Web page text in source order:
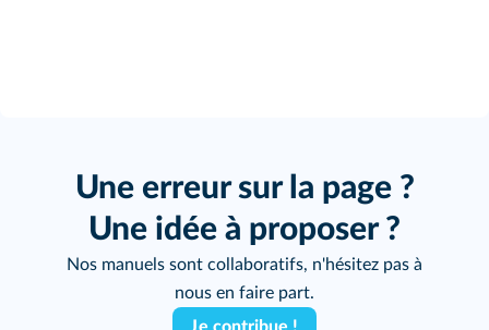
Une erreur sur la page ?
Une idée à proposer ?
Nos manuels sont collaboratifs, n'hésitez pas à
nous en faire part.